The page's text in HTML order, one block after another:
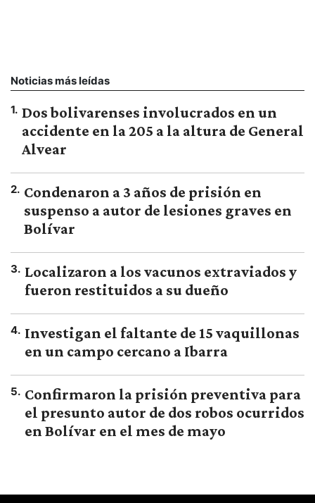
Noticias más leídas
1. Dos bolivarenses involucrados en un
accidente en la 205 a la altura de General
Alvear
2. Condenaron a 3 años de prisión en
suspenso a autor de lesiones graves en
Bolívar
3. Localizaron a los vacunos extraviados y
fueron restituidos a su dueño
4. Investigan el faltante de 15 vaquillonas
en un campo cercano a Ibarra
5. Confirmaron la prisión preventiva para
el presunto autor de dos robos ocurridos
en Bolívar en el mes de mayo